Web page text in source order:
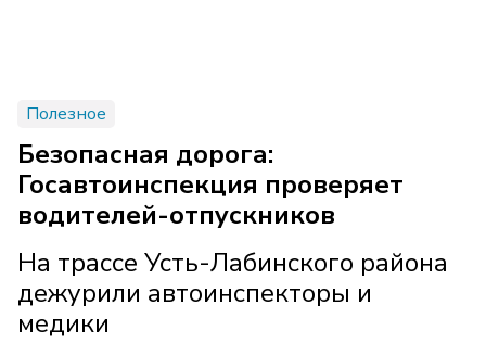
Полезное
Безопасная дорога:
Госавтоинспекция проверяет
водителей-отпускников
На трассе Усть-Лабинского района
дежурили автоинспекторы и
медики